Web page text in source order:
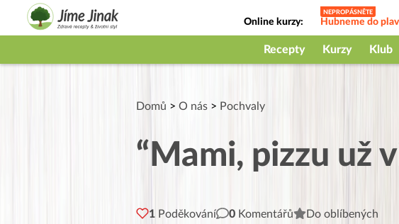
Online kurzy: Hubneme do
Jak na babičky
Recepty Kurzy Klub
Domů > O nás > Pochvaly
“Mami, pizzu už
1 Poděkování 0 Komentářů Do oblíbených